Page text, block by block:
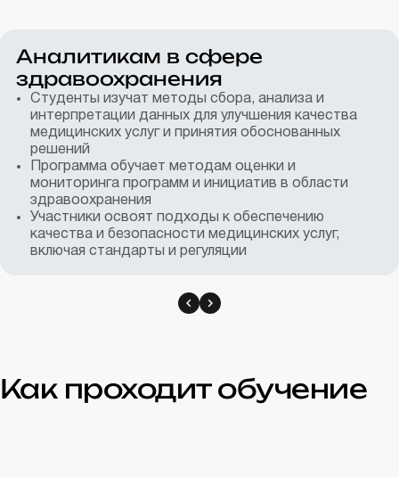
Аналитикам в сфере
здравоохранения
Студенты изучат методы сбора, анализа и
интерпретации данных для улучшения качества
медицинских услуг и принятия обоснованных
решений
Программа обучает методам оценки и
мониторинга программ и инициатив в области
здравоохранения
Участники освоят подходы к обеспечению
качества и безопасности медицинских услуг,
включая стандарты и регуляции
Как проходит обучение